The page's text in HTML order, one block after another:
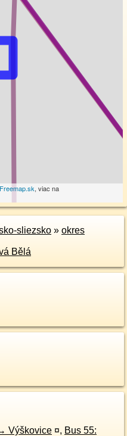
Freemap.sk, viac na
sliezsko » okres
Bělá
Výškovice ¤, Bus 55: